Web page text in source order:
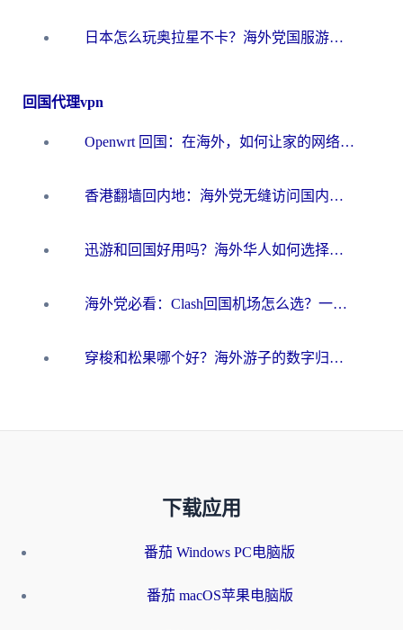
日本怎么玩奥拉星不卡？海外党国服游戏加速器选择全攻略
回国代理vpn
Openwrt 回国：在海外，如何让家的网络触手可及
香港翻墙回内地：海外党无缝访问国内资源的加速器选择全攻略
迅游和回国好用吗？海外华人如何选择靠谱的回国加速器
海外党必看：Clash回国机场怎么选？一篇搞定无缝访问国内资源的全攻略
穿梭和松果哪个好？海外游子的数字归乡路，到底该怎么选
下载应用
番茄 Windows PC电脑版
番茄 macOS苹果电脑版